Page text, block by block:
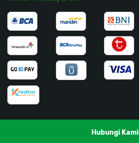
Hubungi Kami